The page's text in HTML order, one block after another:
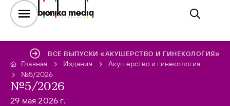
Главная Издания
Акушерство и гинекология
№5/2026
ВСЕ ВЫПУСКИ «АКУШЕРСТВО И ГИНЕКОЛОГИЯ»
№5/2026
29 мая 2026 г.